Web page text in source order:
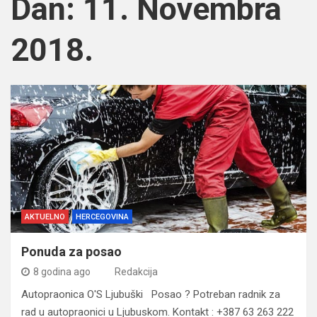
Dan: 11. Novembra
2018.
AKTUELNO HERCEGOVINA
Ponuda za posao
8 godina ago Redakcija
Autopraonica O'S Ljubuški Posao ? Potreban radnik za
rad u autopraonici u Ljubuskom. Kontakt : +387 63 263 222